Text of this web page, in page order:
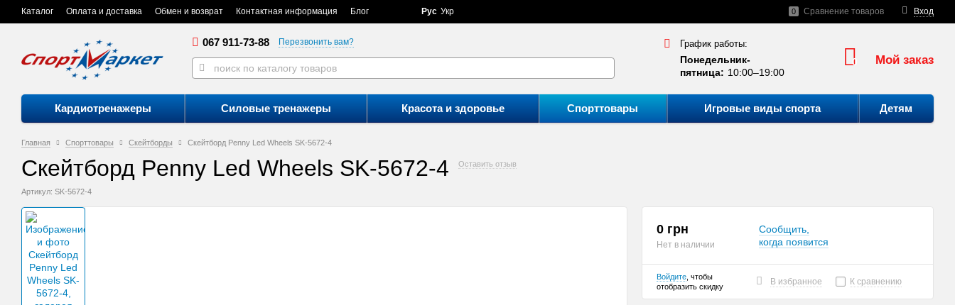
Каталог Оплата и доставка Обмен и возврат Контактная информация Блог Вход
0 Сравнение товаров
Рус Укр
067 911-73-88 Перезвонить вам? График работы:
Понедельник-
пятница: 10:00–19:00
0 Мой заказ
Кардиотренажеры Силовые тренажеры Красота и здоровье Спорттовары Игровые виды спорта Детям
Главная Спорттовары Скейтборды Скейтборд Penny Led Wheels SK-5672-4
Скейтборд Penny Led Wheels SK-5672-4 Оставить отзыв
Артикул: SK-5672-4
0 грн
Нет в наличии
Сообщить,
когда появится
Войдите , чтобы
отобразить скидку
В избранное К сравнению